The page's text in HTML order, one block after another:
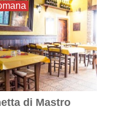
di Mastro